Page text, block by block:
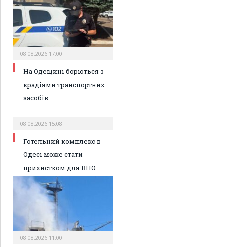
08.08.2026 17:00
На Одещині борються з
крадіями транспортних
засобів
08.08.2026 15:08
Готельний комплекс в
Одесі може стати
прихистком для ВПО
08.08.2026 11:00